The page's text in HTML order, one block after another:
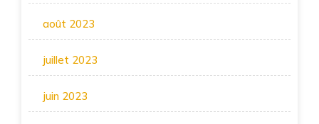
août 2023
juillet 2023
juin 2023